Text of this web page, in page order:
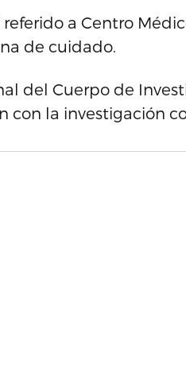
a Centro
de cuidado.
del Cuerpo de
con la investigación